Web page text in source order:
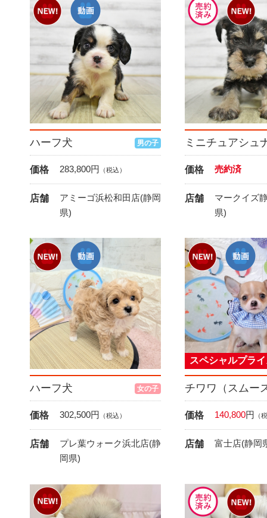
ハーフ犬 男の子
価格 283,800円 （税込）
店舗
アミーゴ浜松和田店(静岡
県)
価格 売約済
店舗
マークイズ
県)
ハーフ犬 女の子
価格 302,500円 （税込）
店舗
プレ葉ウォーク浜北店(静
岡県)
チワワ（スムー
スペシャルプラ
価格 140,800円 （
店舗 富士店(静岡